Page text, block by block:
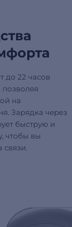
до 22 часов
на
Зарядка через
быструю и
чтобы вы
связи.